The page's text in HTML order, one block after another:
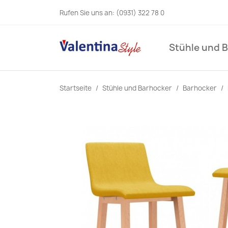
Rufen Sie uns an: (0931) 322 78 0
Stühle und
Startseite Stühle und Barhocker Barhocker